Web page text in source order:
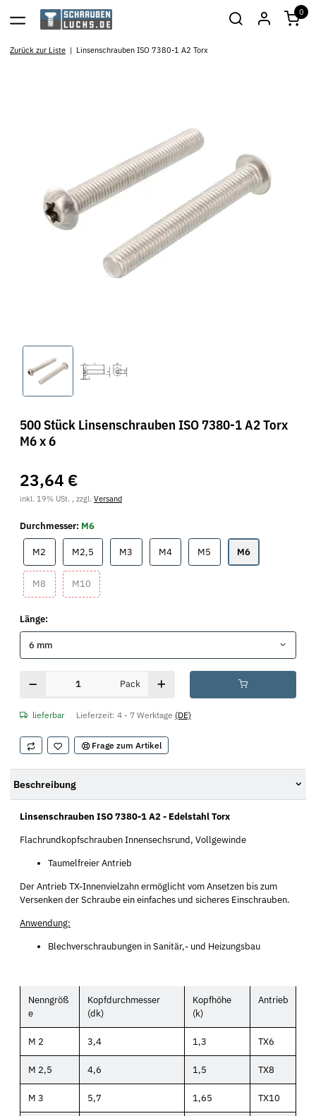
0
Zurück zur Liste Linsenschrauben ISO 7380-1 A2 Torx
500 Stück Linsenschrauben ISO 7380-1 A2 Torx
M6 x 6
23,64 €
inkl. 19% USt. , zzgl. Versand
Durchmesser: M6
M2 M2,5M2,5 M3 M4M4 M5 M6M6
M8 M8 M10M10
Länge:
6 mm
Pack
lieferbar Lieferzeit: 4 - 7 Werktage (DE)
Frage zum Artikel
Beschreibung
Linsenschrauben ISO 7380-1 A2 - Edelstahl Torx
Flachrundkopfschrauben Innensechsrund, Vollgewinde
Taumelfreier Antrieb
Der Antrieb TX-Innenvielzahn ermöglicht vom Ansetzen bis zum
Versenken der Schraube ein einfaches und sicheres Einschrauben.
Anwendung:
Blechverschraubungen in Sanitär,- und Heizungsbau
Nenngröß
e
Kopfdurchmesser
(dk)
Kopfhöhe
(k)
Antrieb
M 2 3,4 1,3 TX6
M 2,5 4,6 1,5 TX8
M 3 5,7 1,65 TX10